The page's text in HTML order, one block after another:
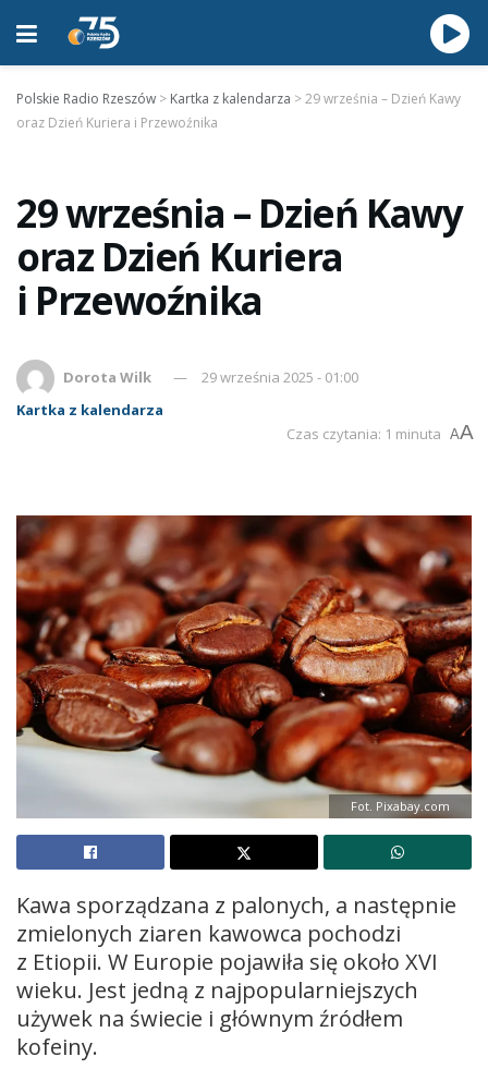
Polskie Radio Rzeszów > Kartka z kalendarza >29 września – Dzień Kawy
oraz Dzień Kuriera i Przewoźnika
29 września – Dzień Kawy
oraz Dzień Kuriera
i Przewoźnika
Dorota Wilk
29 września 2025 - 01:00
Kartka z kalendarza
Czas czytania: 1 minuta AA
Fot. Pixabay.com
Kawa sporządzana z palonych, a następnie
zmielonych ziaren kawowca pochodzi
z Etiopii. W Europie pojawiła się około XVI
wieku. Jest jedną z najpopularniejszych
używek na świecie i głównym źródłem
kofeiny.